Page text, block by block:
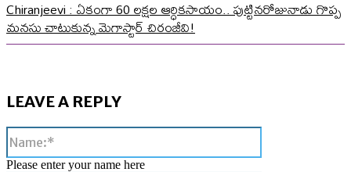
Chiranjeevi : ఏకంగా 60 లక్షల ఆర్ధికసాయం.. పుట్టినరోజునాడు గొప్ప
మనసు చాటుకున్న మెగాస్టార్ చిరంజీవి!
LEAVE A REPLY
Please enter your name here